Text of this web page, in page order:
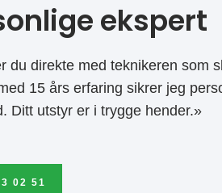
ekspert
du direkte med teknikeren som
15 års erfaring sikrer jeg
Ditt utstyr er i trygge hender.»
02 51